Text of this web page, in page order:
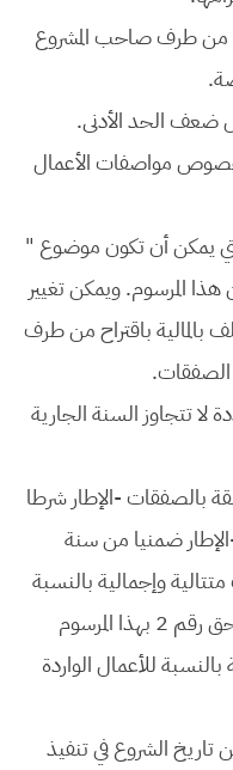
من طرف صاحب المشروع
ضعف الحد الأدنى.
مواصفات الأعمال
يمكن أن تكون موضوع "
إطار " في الملحق رقم 2 من هذا المرسوم. ويمكن تغيير
بالمالية باقتراح من طرف
الصفقات.
لا تتجاوز السنة الجارية
بالصفقات -الإطار شرطا
ضمنيا من سنة
ثلاث (3) سنوات متتالية وإجمالية بالنسبة
للأعمال الواردة في البند ألف) من الملحق رقم 2 بهذا المرسوم
بالنسبة للأعمال الواردة
تاريخ الشروع في تنفيذ